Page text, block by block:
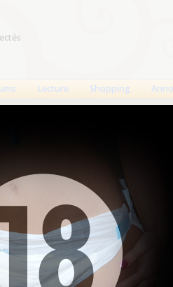
Lecture Shopping
est
Nom d'utilisateur